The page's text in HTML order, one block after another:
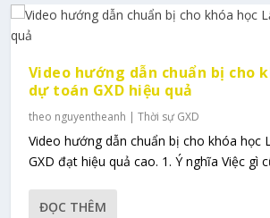
Video hướng dẫn chuẩn bị cho
dự toán GXD hiệu quả
theo nguyentheanh | Thời sự GXD
Video hướng dẫn chuẩn bị cho khóa học
GXD đạt hiệu quả cao. 1. Ý nghĩa Việc gì
ĐỌC THÊM